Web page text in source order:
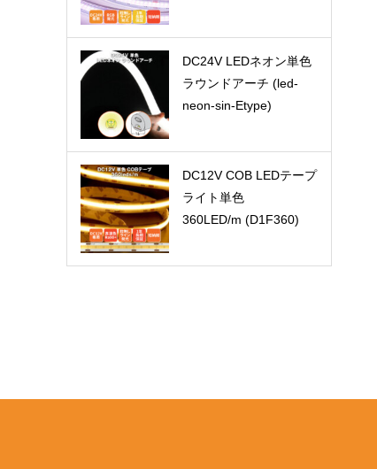
DC24V LEDネオン単色
ラウンドアーチ (led-
neon-sin-Etype)
DC12V COB LEDテープ
ライト単色
360LED/m (D1F360)